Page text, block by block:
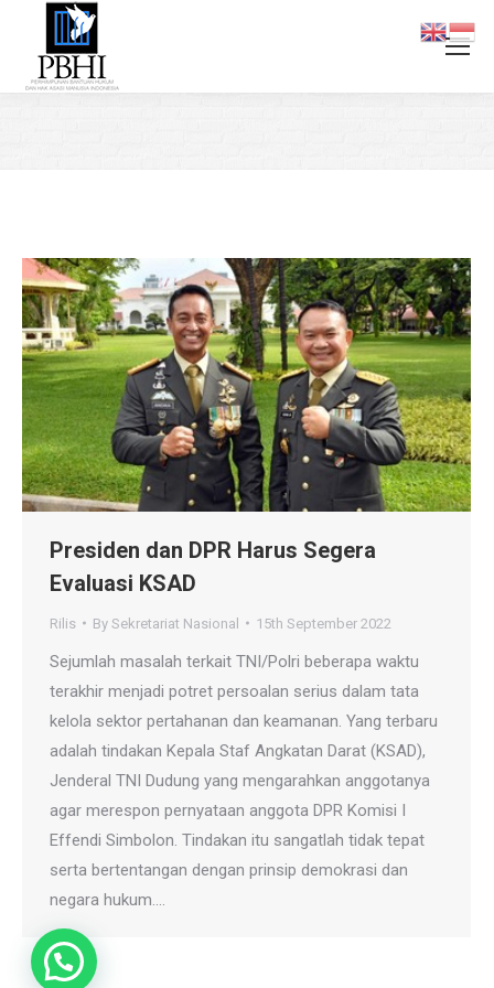
Presiden dan DPR Harus Segera
Evaluasi KSAD
Rilis By Sekretariat Nasional 15th September 2022
Sejumlah masalah terkait TNI/Polri beberapa waktu
terakhir menjadi potret persoalan serius dalam tata
kelola sektor pertahanan dan keamanan. Yang terbaru
adalah tindakan Kepala Staf Angkatan Darat (KSAD),
Jenderal TNI Dudung yang mengarahkan anggotanya
agar merespon pernyataan anggota DPR Komisi I
Effendi Simbolon. Tindakan itu sangatlah tidak tepat
serta bertentangan dengan prinsip demokrasi dan
negara hukum.…